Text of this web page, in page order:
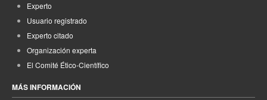
Experto
Usuario registrado
Experto citado
Organización experta
El Comité Ético-Científico
MÁS INFORMACIÓN